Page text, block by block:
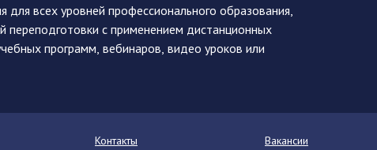
всех уровней профессионального образования,
переподготовки с применением дистанционных
программ, вебинаров, видео уроков или
Контакты Вакансии